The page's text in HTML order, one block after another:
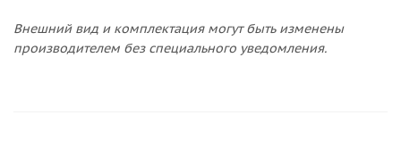
Внешний вид и комплектация могут быть изменены
производителем без специального уведомления.